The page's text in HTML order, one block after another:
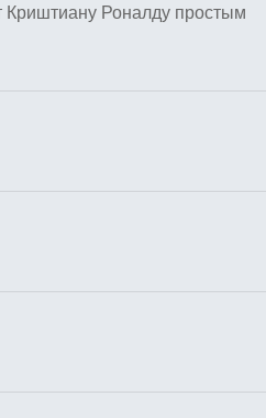
Криштиану Роналду простым